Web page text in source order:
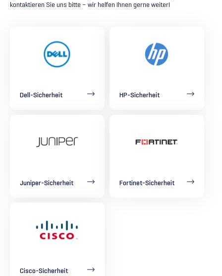
kontaktieren Sie uns bitte – wir helfen Ihnen gerne weiter!
Dell-Sicherheit HP-Sicherheit
Juniper-Sicherheit Fortinet-Sicherheit
Cisco-Sicherheit